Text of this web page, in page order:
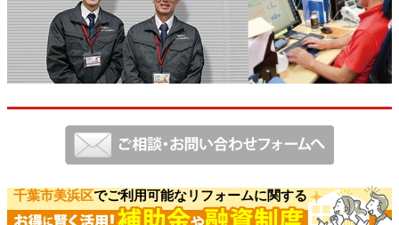
千葉市美浜区でご利用可能なリフォームに関する